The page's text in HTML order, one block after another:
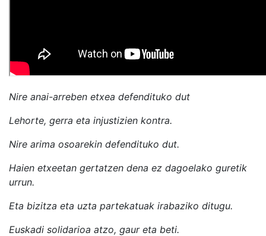
Nire anai-arreben etxea defendituko dut
Lehorte, gerra eta injustizien kontra.
Nire arima osoarekin defendituko dut.
Haien etxeetan gertatzen dena ez dagoelako guretik
urrun.
Eta bizitza eta uzta partekatuak irabaziko ditugu.
Euskadi solidarioa atzo, gaur eta beti.